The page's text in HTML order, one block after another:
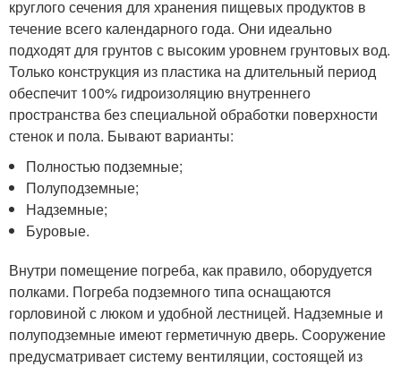
круглого сечения для хранения пищевых продуктов в
течение всего календарного года. Они идеально
подходят для грунтов с высоким уровнем грунтовых вод.
Только конструкция из пластика на длительный период
обеспечит 100% гидроизоляцию внутреннего
пространства без специальной обработки поверхности
стенок и пола. Бывают варианты:
Полностью подземные;
Полуподземные;
Надземные;
Буровые.
Внутри помещение погреба, как правило, оборудуется
полками. Погреба подземного типа оснащаются
горловиной с люком и удобной лестницей. Надземные и
полуподземные имеют герметичную дверь. Сооружение
предусматривает систему вентиляции, состоящей из